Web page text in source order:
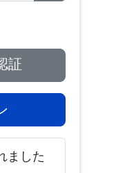
パスワード
証
ました